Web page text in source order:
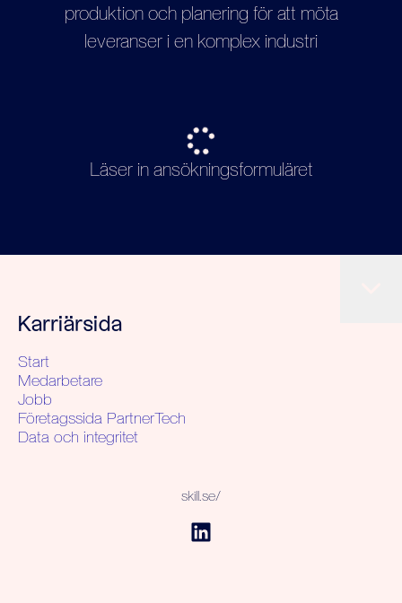
produktion och planering för att möta
leveranser i en komplex industri
Läser in ansökningsformuläret
Karriärsida
Start
Medarbetare
Jobb
Företagssida PartnerTech
Data och integritet
skill.se/